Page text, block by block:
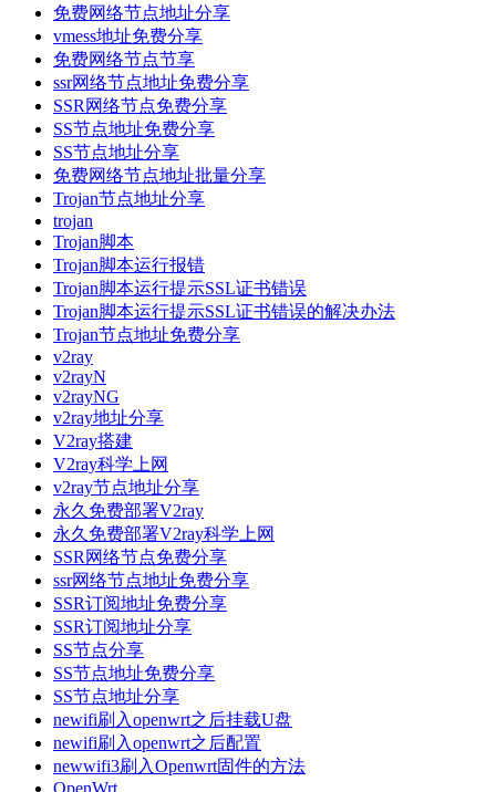
免费网络节点地址分享
vmess地址免费分享
免费网络节点节享
ssr网络节点地址免费分享
SSR网络节点免费分享
SS节点地址免费分享
SS节点地址分享
免费网络节点地址批量分享
Trojan节点地址分享
trojan
Trojan脚本
Trojan脚本运行报错
Trojan脚本运行提示SSL证书错误
Trojan脚本运行提示SSL证书错误的解决办法
Trojan节点地址免费分享
v2ray
v2rayN
v2rayNG
v2ray地址分享
V2ray搭建
V2ray科学上网
v2ray节点地址分享
永久免费部署V2ray
永久免费部署V2ray科学上网
SSR网络节点免费分享
ssr网络节点地址免费分享
SSR订阅地址免费分享
SSR订阅地址分享
SS节点分享
SS节点地址免费分享
SS节点地址分享
newifi刷入openwrt之后挂载U盘
newifi刷入openwrt之后配置
newwifi3刷入Openwrt固件的方法
OpenWrt